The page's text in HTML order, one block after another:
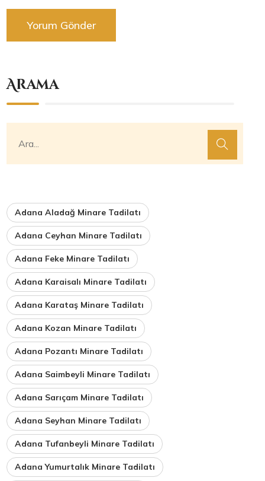
Arama
Adana Aladağ Minare Tadilatı
Adana Ceyhan Minare Tadilatı
Adana Feke Minare Tadilatı
Adana Karaisalı Minare Tadilatı
Adana Karataş Minare Tadilatı
Adana Kozan Minare Tadilatı
Adana Pozantı Minare Tadilatı
Adana Saimbeyli Minare Tadilatı
Adana Sarıçam Minare Tadilatı
Adana Seyhan Minare Tadilatı
Adana Tufanbeyli Minare Tadilatı
Adana Yumurtalık Minare Tadilatı